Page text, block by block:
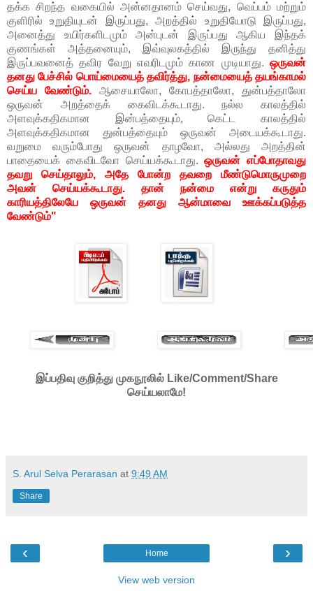
தக்க சிறந்த வகையில் அன்னதானம் செய்வது, வெப்பம் மற்றும்
குளிரில் உறுதியுடன் இருப்பது, அறத்தில் உறுதியோடு இருப்பது,
அனைத்து உயிர்களிடமும் அன்புடன் இருப்பது ஆகிய இந்தக்
குணங்கள் அத்தனையும், இவ்வுலகத்தில் இருந்து தனித்து
இருப்பவனைத் தவிர வேறு எவரிடமும் காண முடியாது. ஒருவன்
தனது பேச்சில் பொய்மையைத் தவிர்த்து, நன்மையைத் தயங்காமல்
செய்ய வேண்டும். ஆசையாலோ, கோபத்தாலோ, துன்பத்தாலோ
ஒருவன் அறத்தைக் கைவிடக்கூடாது. நல்ல காலத்தில்
அளவுக்கதிகமான இன்பத்தையும், கெட்ட காலத்தில்
அளவுக்கதிகமான துன்பத்தையும் ஒருவன் அடையக்கூடாது.
வறுமை வரும்போது ஒருவன் தாழவோ, அல்லது அறத்தின்
பாதையைக் கைவிடவோ செய்யக்கூடாது.ஒருவன் எப்போதாவது
தவறு செய்தாலும், அதே போன்ற தவறை மீண்டுமொருமுறை
அவன் செய்யக்கூடாது. தான் நன்மை என்று கருதும்
காரியத்திலேயே ஒருவன் தனது ஆன்மாவை ஊக்கப்படுத்த
வேண்டும்"
இப்பதிவு குறித்து முகநூலில் Like/Comment/Share
செய்யலாமே!
S. Arul Selva Perarasan at 9:49 AM
Share
‹ ›
Home
View web version